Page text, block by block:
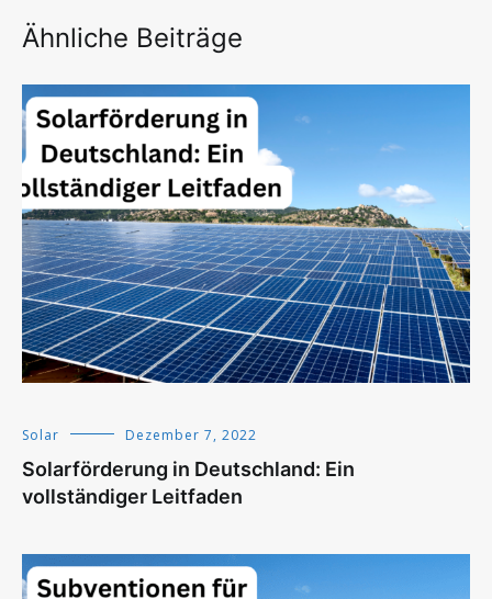
Ähnliche Beiträge
Solar Dezember 7, 2022
Solarförderung in Deutschland: Ein
vollständiger Leitfaden